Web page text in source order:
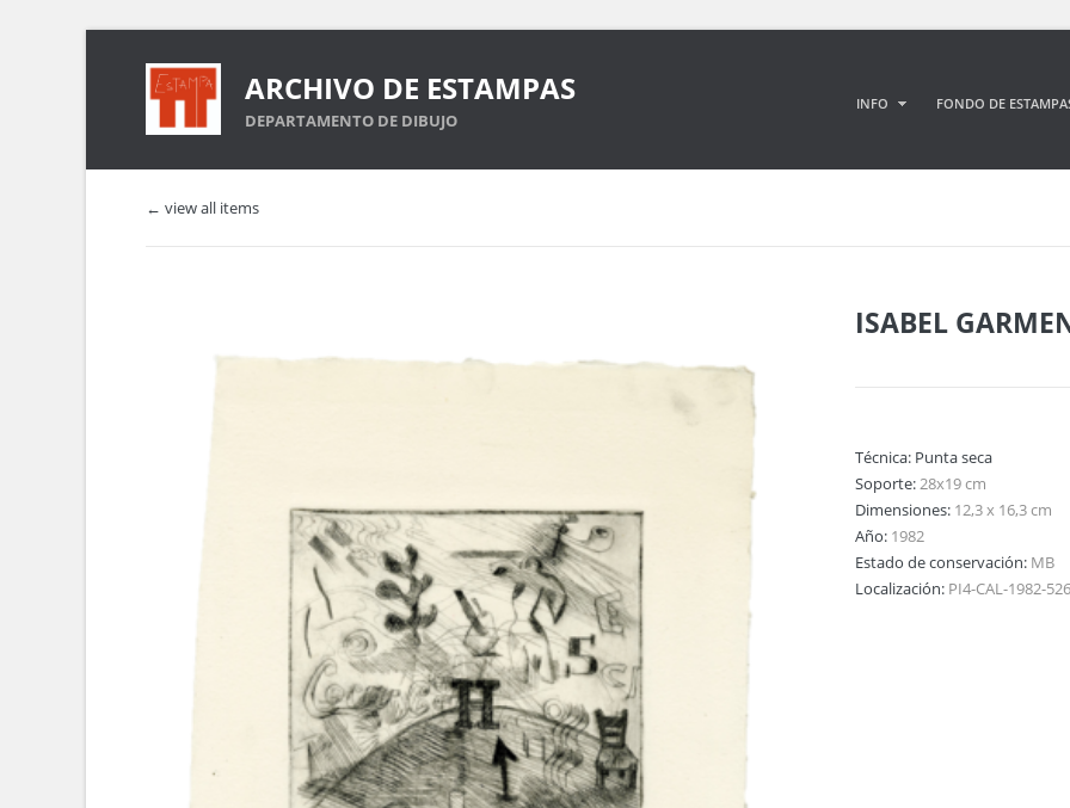
ARCHIVO DE ESTAMPAS
DEPARTAMENTO DE DIBUJO
INFO FONDO DE
← view all items
ISABEL
Técnica: Punta seca
Soporte:28x19 cm
Dimensiones: 12,3 x 16,3 cm
Año: 1982
Estado de conservación: MB
Localización: PI4-CAL-1982-526